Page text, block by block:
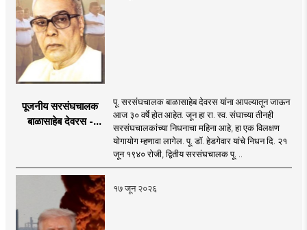
पूजनीय सरसंघचालक
बाळासाहेब देवरस -
पू. सरसंघचालक बाळासाहेब देवरस यांना आपल्यातून जाऊन
आज ३० वर्षे होत आहेत. जून हा रा. स्व. संघाच्या तीनही
सरसंघचालकांच्या निधनाचा महिना आहे, हा एक विलक्षण
योगायोग म्हणावा लागेल. पू. डॉ. हेडगेवार यांचे निधन दि. २१
जून १९४० रोजी, द्वितीय सरसंघचालक पू. ..
१७ जून २०२६